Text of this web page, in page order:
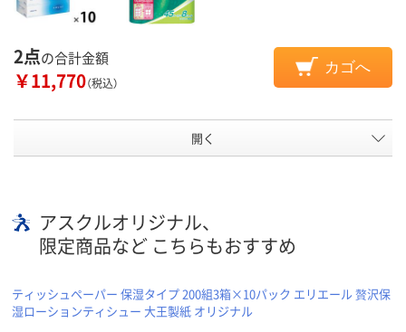
2点の合計金額
￥11,770（税込）
カゴへ
開く
アスクルオリジナル、
限定商品など こちらもおすすめ
ティッシュペーパー 保湿タイプ 200組3箱×10パック エリエール 贅沢保
湿ローションティシュー 大王製紙 オリジナル